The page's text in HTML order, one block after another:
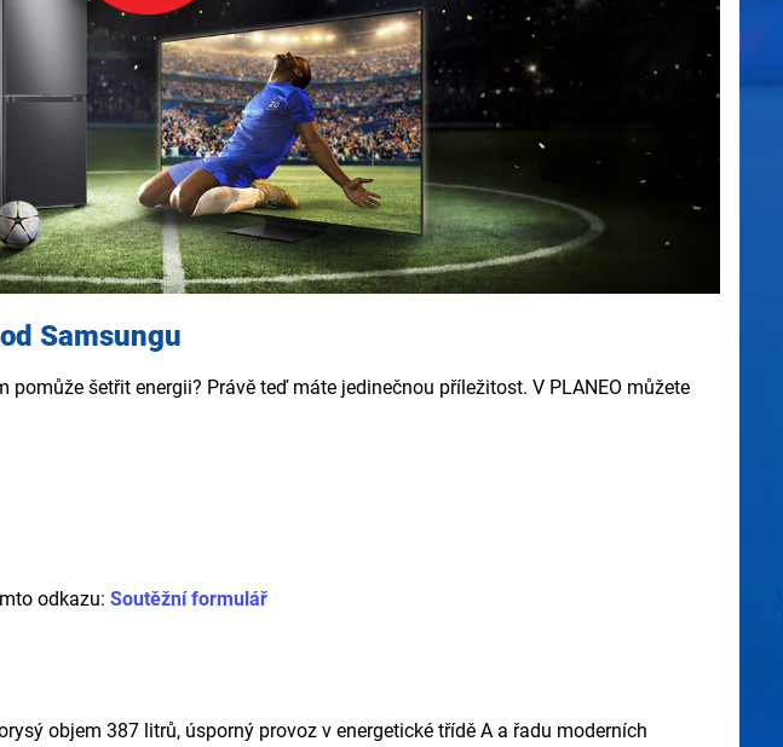
Samsungu
šetřit energii? Právě teď máte jedinečnou příležitost. V PLANEO můžete
odkazu: Soutěžní formulář
objem 387 litrů, úsporný provoz v energetické třídě A a řadu moderních